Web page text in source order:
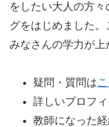
をしたい大人の方
グをはじめました
みなさんの学力が上
疑問・質問は
詳しいプロフ
教師になった